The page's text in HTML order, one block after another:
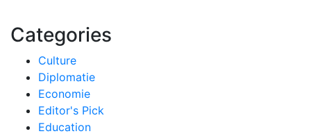
Categories
Culture
Diplomatie
Economie
Editor's Pick
Education